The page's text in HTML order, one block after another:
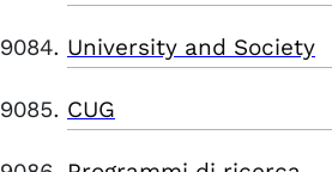
University and Society
CUG